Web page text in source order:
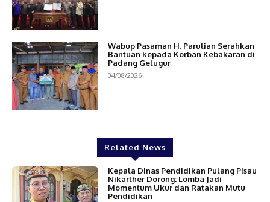
Wabup Pasaman H. Parulian Serahkan
Bantuan kepada Korban Kebakaran di
Padang Gelugur
04/08/2026
Related News
Kepala Dinas Pendidikan Pulang Pisau
Nikarther Dorong: Lomba Jadi
Momentum Ukur dan Ratakan Mutu
Pendidikan